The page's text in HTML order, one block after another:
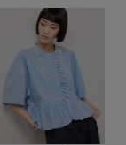
天竺 布帛
いた印象